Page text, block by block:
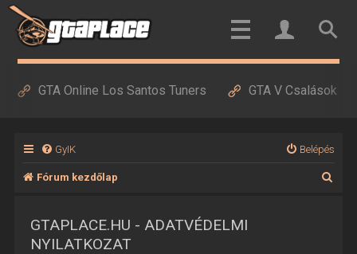
GTA Online Los Santos Tuners GTA V Csalások
GyIK Belépés
Fórum kezdőlap
GTAPLACE.HU - ADATVÉDELMI
NYILATKOZAT